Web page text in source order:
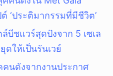
‘ประติมากรรมที่มีชีวิต’
บีชแวร์สุดปังจาก 5 เซเล
ให้เป็นรันเวย์
นดังจากงานประกาศ